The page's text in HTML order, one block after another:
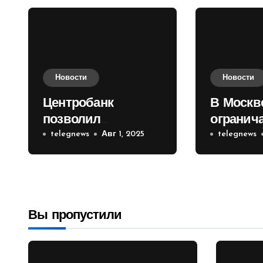
Новости
Центробанк
позволил
инвесторам из
враждебных
telegnews Авг 1, 2025
Новости
В
telegnews
Вы пропустили